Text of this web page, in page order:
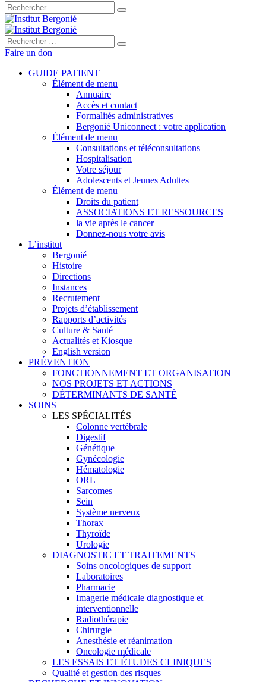
Rechercher :
Rechercher :
Faire un don
GUIDE PATIENT
Élément de menu
Annuaire
Accès et contact
Formalités administratives
Bergonié Uniconnect : votre application
Élément de menu
Consultations et téléconsultations
Hospitalisation
Votre séjour
Adolescents et Jeunes Adultes
Élément de menu
Droits du patient
ASSOCIATIONS ET RESSOURCES
la vie après le cancer
Donnez-nous votre avis
L’institut
Bergonié
Histoire
Directions
Instances
Recrutement
Projets d’établissement
Rapports d’activités
Culture & Santé
Actualités et Kiosque
English version
PRÉVENTION
FONCTIONNEMENT ET ORGANISATION
NOS PROJETS ET ACTIONS
DÉTERMINANTS DE SANTÉ
SOINS
LES SPÉCIALITÉS
Colonne vertébrale
Digestif
Génétique
Gynécologie
Hématologie
ORL
Sarcomes
Sein
Système nerveux
Thorax
Thyroïde
Urologie
DIAGNOSTIC ET TRAITEMENTS
Soins oncologiques de support
Laboratoires
Pharmacie
Imagerie médicale diagnostique et
interventionnelle
Radiothérapie
Chirurgie
Anesthésie et réanimation
Oncologie médicale
LES ESSAIS ET ÉTUDES CLINIQUES
Qualité et gestion des risques